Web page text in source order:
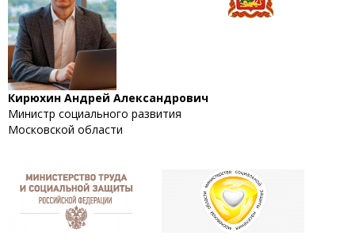
Кирюхин Андрей Александрович
Министр социального развития
Московской области